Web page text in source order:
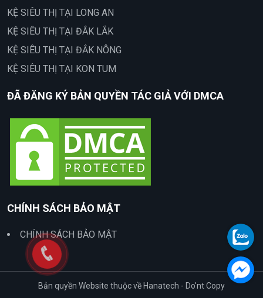
KỆ SIÊU THỊ TẠI LONG AN
KỆ SIÊU THỊ TẠI ĐẮK LẮK
KỆ SIÊU THỊ TẠI ĐẮK NÔNG
KỆ SIÊU THỊ TẠI KON TUM
ĐÃ ĐĂNG KÝ BẢN QUYỀN TÁC GIẢ VỚI DMCA
CHÍNH SÁCH BẢO MẬT
CHÍNH SÁCH BẢO MẬT
Bản quyền Website thuộc về Hanatech - Do'nt Copy